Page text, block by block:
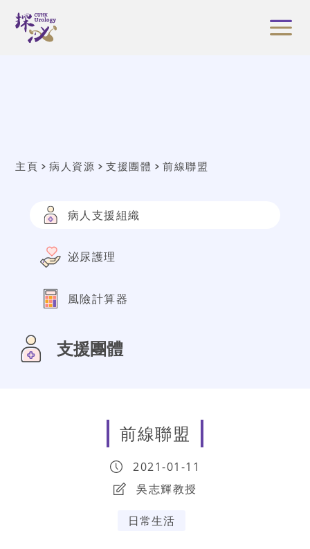
主頁 病人資源 支援團體 前線聯盟
病人支援組織
泌尿護理
風險計算器
支援團體
前線聯盟
2021-01-11
吳志輝教授
日常生活